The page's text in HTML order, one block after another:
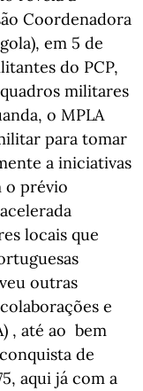
Coordenadora
em 5 de
do PCP,
militares
o MPLA
para tomar
a iniciativas
o prévio
locais que
outras
e
, até ao bem
de
aqui já com a